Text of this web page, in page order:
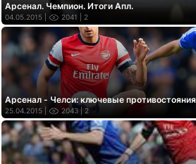
Арсенал. Чемпион. Итоги Апл.
04.05.2015 | 2041 | 2
Арсенал - Челси: ключевые противостояния
25.04.2015 | 2043 | 2